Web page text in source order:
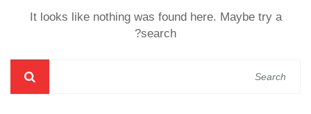
It looks like nothing was found here. Maybe try a
search?